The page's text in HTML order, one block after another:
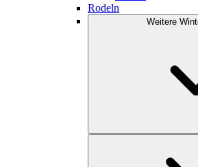
Rodeln
Weitere